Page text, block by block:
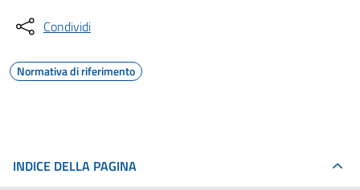
Condividi
Normativa di riferimento
INDICE DELLA PAGINA